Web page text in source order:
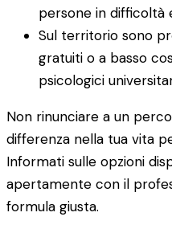
persone in difficoltà
Sul territorio sono
gratuiti o a basso
psicologici
Non rinunciare a un
differenza nella tua vita
Informati sulle opzioni
apertamente con il
formula giusta.